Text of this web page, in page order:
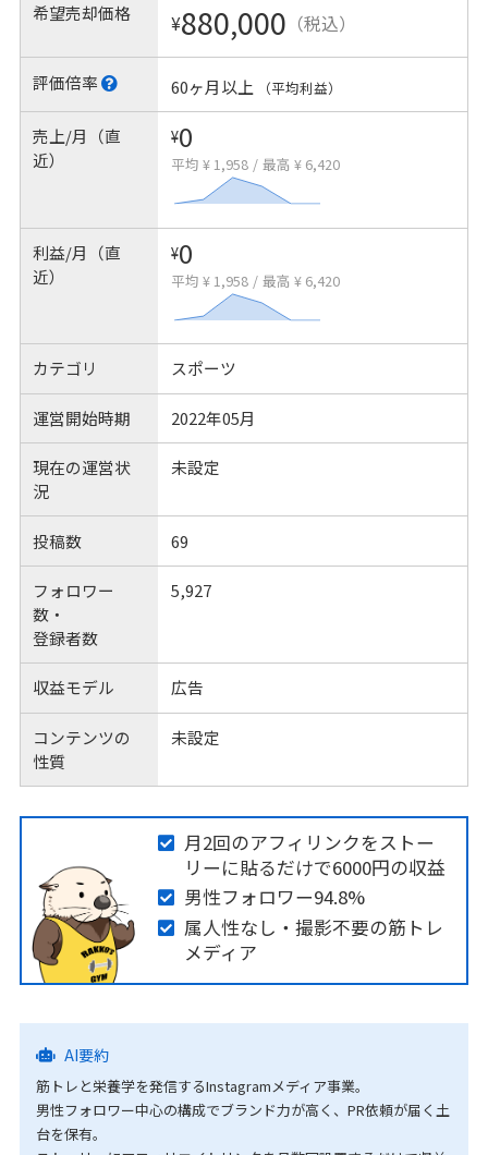
希望売却価格 ¥880,000 （税込）
評価倍率 60ヶ月以上 （平均利益）
売上/月（直
近）
¥0
平均 ¥ 1,958 / 最高 ¥ 6,420
利益/月（直
近）
¥0
平均 ¥ 1,958 / 最高 ¥ 6,420
カテゴリ スポーツ
運営開始時期 2022年05月
現在の運営状
況
未設定
投稿数 69
フォロワー
数・
登録者数
5,927
収益モデル 広告
コンテンツの
性質
未設定
月2回のアフィリンクをストー
リーに貼るだけで6000円の収益
男性フォロワー94.8%
属人性なし・撮影不要の筋トレ
メディア
AI要約
筋トレと栄養学を発信するInstagramメディア事業。
男性フォロワー中心の構成でブランド力が高く、PR依頼が届く土
台を保有。